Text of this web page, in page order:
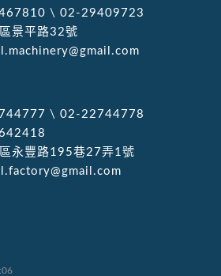
\ 02-29409723
景平路32號
\ 02-22744778
永豐路195巷27弄1號